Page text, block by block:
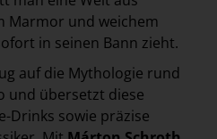
Marmor und weichem
in seinen Bann zieht.
auf die Mythologie rund
und übersetzt diese
Drinks sowie präzise